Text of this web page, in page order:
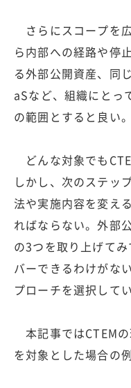
さらにスコープを
ら内部への経路や停
る外部公開資産、同
aSなど、組織にとっ
の範囲とすると良い。
どんな対象でも
しかし、次のステッ
法や実施内容を変え
ればならない。外部
の3つを取り上げて
バーできるわけがな
プローチを選択して
本記事ではCTEM
を対象とした場合の